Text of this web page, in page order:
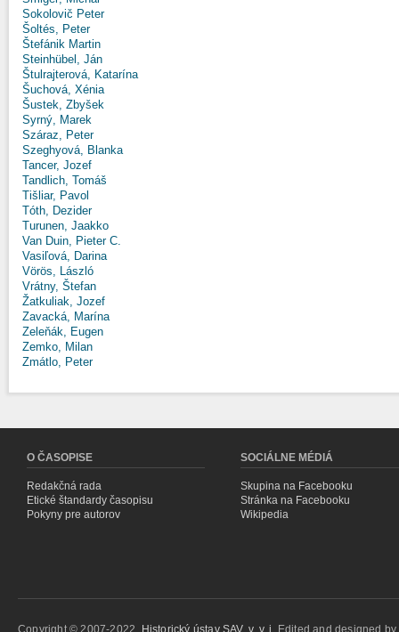
Sokolovič Peter
Šoltés, Peter
Štefánik Martin
Steinhübel, Ján
Štulrajterová, Katarína
Šuchová, Xénia
Šustek, Zbyšek
Syrný, Marek
Száraz, Peter
Szeghyová, Blanka
Tancer, Jozef
Tandlich, Tomáš
Tišliar, Pavol
Tóth, Dezider
Turunen, Jaakko
Van Duin, Pieter C.
Vasiľová, Darina
Vörös, László
Vrátny, Štefan
Žatkuliak, Jozef
Zavacká, Marína
Zeleňák, Eugen
Zemko, Milan
Zmátlo, Peter
O ČASOPISE
Redakčná rada
Etické štandardy časopisu
Pokyny pre autorov
SOCIÁLNE MÉDIÁ
Skupina na Facebooku
Stránka na Facebooku
Wikipedia